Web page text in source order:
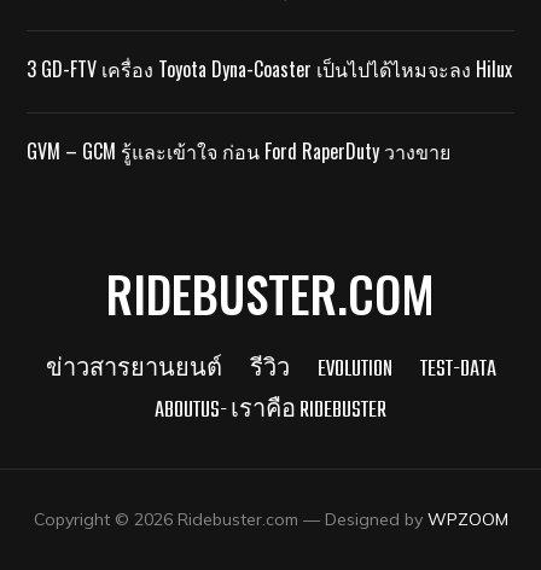
3 GD-FTV เครื่อง Toyota Dyna-Coaster เป็นไปได้ไหมจะลง Hilux
GVM – GCM รู้และเข้าใจ ก่อน Ford RaperDuty วางขาย
RIDEBUSTER.COM
ข่าวสารยานยนต์ รีวิว EVOLUTION
TEST-DATA
ABOUTUS- เราคือ RIDEBUSTER
Copyright © 2026 Ridebuster.com — Designed by WPZOOM